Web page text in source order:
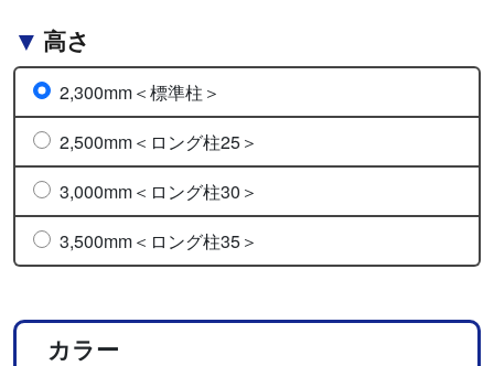
高さ
2,300mm＜標準柱＞
2,500mm＜ロング柱25＞
3,000mm＜ロング柱30＞
3,500mm＜ロング柱35＞
カラー